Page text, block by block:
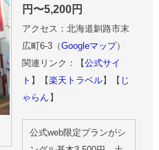
円〜5,200円
アクセス：北海道釧路市末
広町6-3（Googleマップ）
関連リンク：【公式サイ
ト 】【楽天トラベル】【 じ
ゃらん 】
公式web限定プランがシ